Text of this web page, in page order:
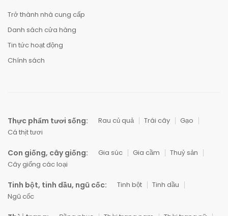
Trở thành nhà cung cấp
Danh sách cửa hàng
Tin tức hoạt động
Chính sách
Thực phẩm tươi sống: Rau củ quả Trái cây
Gạo
Cá thịt tươi
Con giống, cây giống: Gia súc Gia cầm
Thuỷ sản
Cây giống các loại
Tinh bột, tinh dầu, ngũ cốc: Tinh bột
Tinh dầu
Ngũ cốc